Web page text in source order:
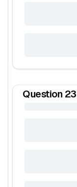
Question 23